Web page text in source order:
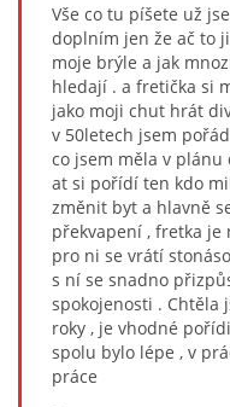
Vše co tu píšete už
doplním jen že ač to
moje brýle a jak
hledají . a fretička si
jako moji chut hrát
v 50letech jsem
co jsem měla v
at si pořídí ten kdo
změnit byt a hlavně
překvapení , fretka je
pro ni se vrátí
s ní se snadno
spokojenosti . Chtěla
roky , je vhodné
spolu bylo lépe , v
práce